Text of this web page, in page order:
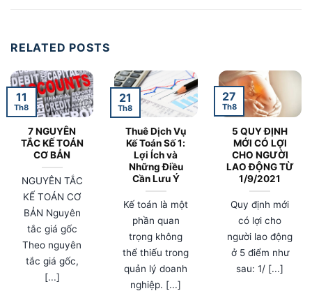
RELATED POSTS
7 NGUYÊN
TẮC KẾ TOÁN
CƠ BẢN
NGUYÊN TẮC
KẾ TOÁN CƠ
BẢN Nguyên
tắc giá gốc
Theo nguyên
tắc giá gốc,
[...]
11
Th8
Thuê Dịch Vụ
Kế Toán Số 1:
Lợi Ích và
Những Điều
Cần Lưu Ý
Kế toán là một
phần quan
trọng không
thể thiếu trong
quản lý doanh
nghiệp. [...]
21
Th8
5 QUY ĐỊNH
MỚI CÓ LỢI
CHO NGƯỜI
LAO ĐỘNG TỪ
1/9/2021
Quy định mới
có lợi cho
người lao động
ở 5 điểm như
sau: 1/ [...]
27
Th8